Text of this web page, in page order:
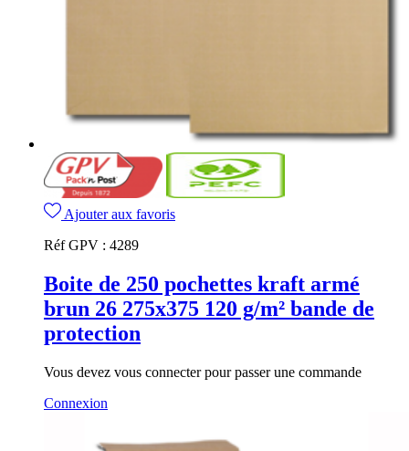
Ajouter aux favoris
Réf GPV : 4289
Boite de 250 pochettes kraft armé
brun 26 275x375 120 g/m² bande de
protection
Vous devez vous connecter pour passer une commande
Connexion